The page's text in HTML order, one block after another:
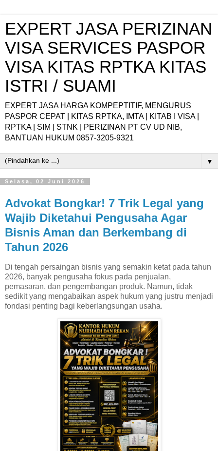
EXPERT JASA PERIZINAN
VISA SERVICES PASPOR
VISA KITAS RPTKA KITAS
ISTRI / SUAMI
EXPERT JASA HARGA KOMPEPTITIF, MENGURUS
PASPOR CEPAT | KITAS RPTKA, IMTA | KITAB I VISA |
RPTKA | SIM | STNK | PERIZINAN PT CV UD NIB,
BANTUAN HUKUM 0857-3205-9321
▼
Selasa, 02 Juni 2026
Advokat Bongkar! 7 Trik Legal yang
Wajib Diketahui Pengusaha Agar
Bisnis Aman dan Berkembang di
Tahun 2026
Di tengah persaingan bisnis yang semakin ketat pada tahun
2026, banyak pengusaha fokus pada penjualan,
pemasaran, dan pengembangan produk. Namun, tidak
sedikit yang mengabaikan aspek hukum yang justru menjadi
fondasi penting bagi keberlangsungan usaha.